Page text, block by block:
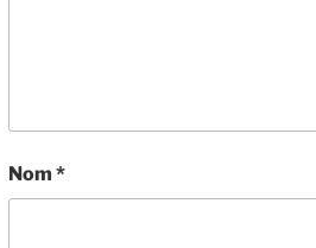
Nom *